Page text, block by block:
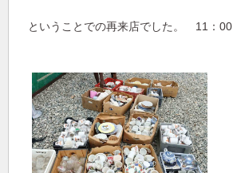
ということでの再来店でした。 11：00